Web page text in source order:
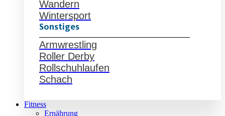
Wandern
Wintersport
Sonstiges
Armwrestling
Roller Derby
Rollschuhlaufen
Schach
Fitness
Ernährung